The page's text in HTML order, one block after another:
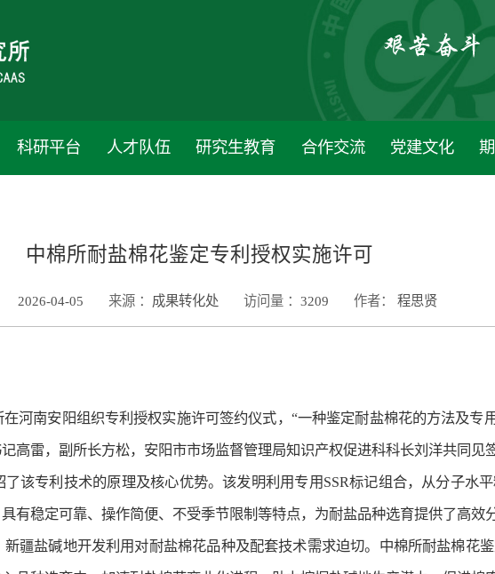
科研平台 人才队伍 研究生教育 合作交流 党建文化
中棉所耐盐棉花鉴定专利授权实施许可
2026-04-05 来源 ： 成果转化处 访问量 ： 3209 作者： 程思贤
河南安阳组织专利授权实施许可签约仪式，“一种鉴定耐盐棉花的方法及专
高雷，副所长方松，安阳市市场监督管理局知识产权促进科科长刘洋共同见签
该专利技术的原理及核心优势。该发明利用专用SSR标记组合，从分子水
有稳定可靠、操作简便、不受季节限制等特点，为耐盐品种选育提供了高效
疆盐碱地开发利用对耐盐棉花品种及配套技术需求迫切。中棉所耐盐棉花